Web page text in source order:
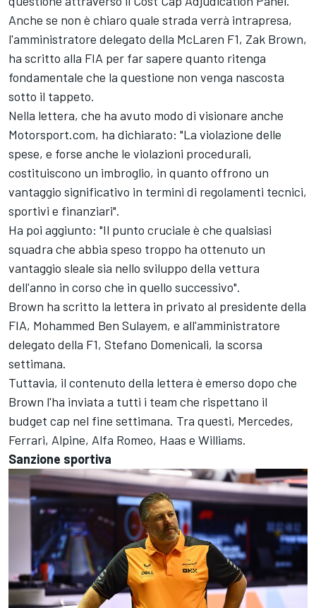
Anche se non è chiaro quale strada verrà intrapresa,
l'amministratore delegato della McLaren F1, Zak Brown,
ha scritto alla FIA per far sapere quanto ritenga
fondamentale che la questione non venga nascosta
sotto il tappeto.
Nella lettera, che ha avuto modo di visionare anche
Motorsport.com, ha dichiarato: "La violazione delle
spese, e forse anche le violazioni procedurali,
costituiscono un imbroglio, in quanto offrono un
vantaggio significativo in termini di regolamenti tecnici,
sportivi e finanziari".
Ha poi aggiunto: "Il punto cruciale è che qualsiasi
squadra che abbia speso troppo ha ottenuto un
vantaggio sleale sia nello sviluppo della vettura
dell'anno in corso che in quello successivo".
Brown ha scritto la lettera in privato al presidente della
FIA, Mohammed Ben Sulayem, e all'amministratore
delegato della F1, Stefano Domenicali, la scorsa
settimana.
Tuttavia, il contenuto della lettera è emerso dopo che
Brown l'ha inviata a tutti i team che rispettano il
budget cap nel fine settimana. Tra questi, Mercedes,
Ferrari, Alpine, Alfa Romeo, Haas e Williams.
Sanzione sportiva